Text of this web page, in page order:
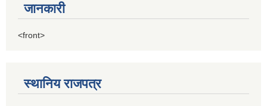
जानकारी
<front>
स्थानिय राजपत्र